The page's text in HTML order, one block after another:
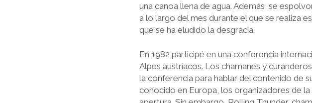
una canoa llena de agua. Además, se
a lo largo del mes durante el que se realiza
que se ha eludido la desgracia.
En 1982 participé en una conferencia
Alpes austríacos. Los chamanes y
la conferencia para hablar del contenido de
conocido en Europa, los organizadores de